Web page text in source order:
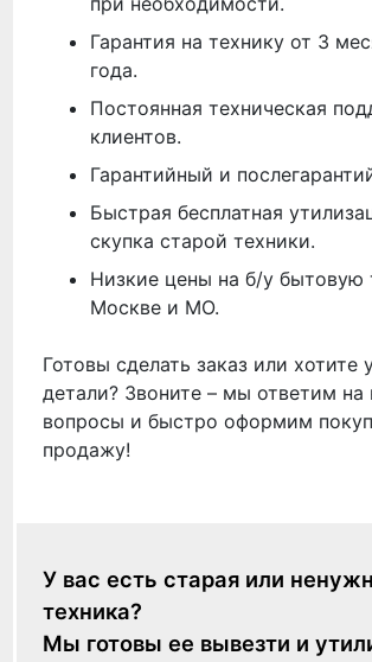
Гарантия на технику от 3
года.
Постоянная техническая
клиентов.
Гарантийный и
Быстрая бесплатная
скупка старой техники.
Низкие цены на б/у бытовую
Москве и МО.
Готовы сделать заказ или хотите
детали? Звоните – мы ответим на
вопросы и быстро оформим
продажу!
У вас есть старая или
техника?
Мы готовы ее вывезти и